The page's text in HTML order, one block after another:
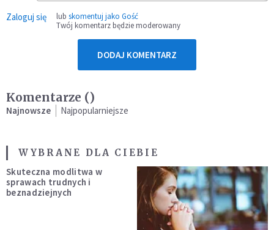
Zaloguj się lub skomentuj jako Gość
Twój komentarz będzie moderowany
DODAJ KOMENTARZ
Komentarze ()
Najnowsze Najpopularniejsze
WYBRANE DLA CIEBIE
Skuteczna modlitwa w
sprawach trudnych i
beznadziejnych